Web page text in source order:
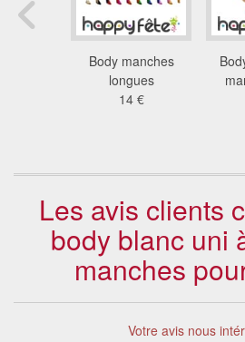
Body manches
longues
14 €
Les avis clients
body blanc uni
manches
Votre avis nous